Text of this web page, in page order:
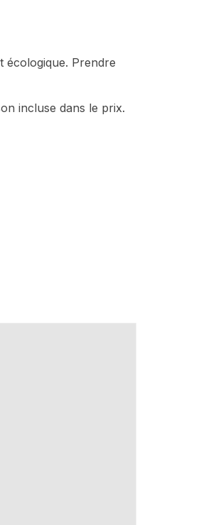
écologique. Prendre
incluse dans le prix.